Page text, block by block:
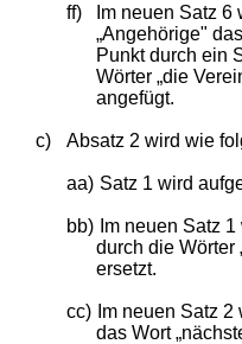
ff)
Im neuen Satz
„Angehörige"
Punkt durch ein
Wörter „die
angefügt.
c) Absatz 2 wird wie
aa) Satz 1 wird
bb)
Im neuen Satz
durch die Wörter
ersetzt.
cc)
Im neuen Satz
das Wort